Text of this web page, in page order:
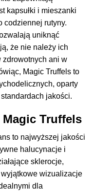
kapsułki i mieszanki
codziennej rutyny.
uniknąć
że nie należy ich
zdrowotnych ani w
Magic Truffels to
oparty
jakości.
Truffels
to najwyższej jakości
halucynacje i
sklerocje,
wizualizacje
dla